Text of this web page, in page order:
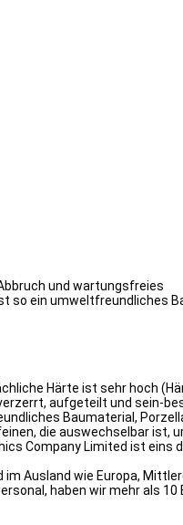
und wartungsfreies
so ein umweltfreundliches
Härte ist sehr hoch
aufgeteilt und sein-
Baumaterial,
die auswechselbar ist,
Company Limited ist
Ausland wie Europa,
haben wir mehr als